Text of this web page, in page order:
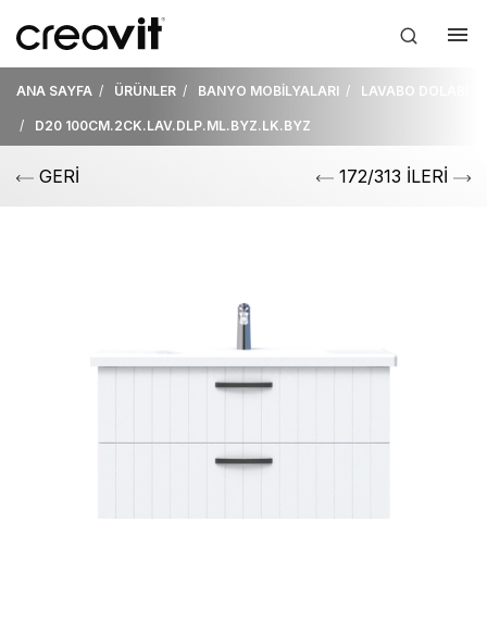
ANA SAYFA ÜRÜNLER BANYO MOBİLYALARI LAVABO DOLABI
D20 100CM.2CK.LAV.DLP.ML.BYZ.LK.BYZ
GERİ 172/313 İLERİ